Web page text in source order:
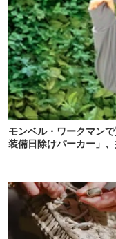
モンベル・ワークマン
装備日除けパーカー」